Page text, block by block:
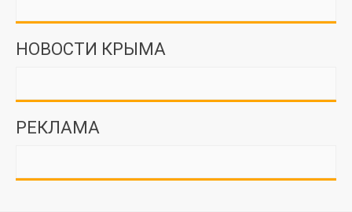
НОВОСТИ КРЫМА
РЕКЛАМА